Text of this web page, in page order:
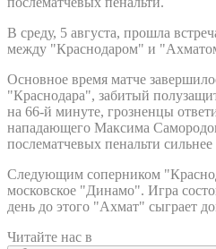
В среду, 5 августа, прошла
между "Краснодаром" и
Основное время матче
"Краснодара", забитый
на 66-й минуте, грозненцы
нападающего Максима
послематчевых пенальти
Следующим соперником
московское "Динамо". Игра
день до этого "Ахмат" сыграет
Читайте нас в